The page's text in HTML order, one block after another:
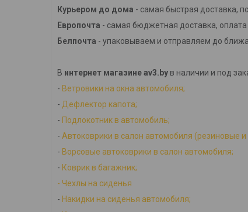
Курьером до дома - самая быстрая доставка,
Европочта - самая бюджетная доставка, оплата
Белпочта - упаковываем и отправляем до
В интернет магазине av3.by в наличии и под
- Ветровики на окна автомобиля;
- Дефлектор капота;
- Подлокотник в автомобиль;
- Автоковрики в салон автомобиля (резиновые
- Ворсовые автоковрики в салон автомобиля;
- Коврик в багажник;
- Чехлы на сиденья
- Накидки на сиденья автомобиля;